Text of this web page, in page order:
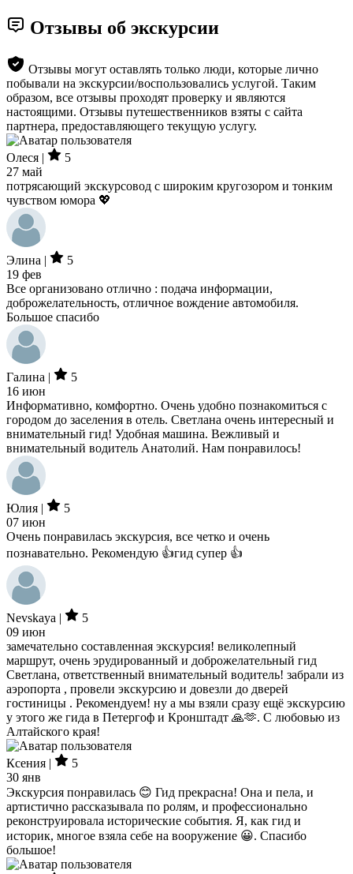
Отзывы об экскурсии
Отзывы могут оставлять только люди, которые лично
побывали на экскурсии/воспользовались услугой. Таким
образом, все отзывы проходят проверку и являются
настоящими. Отзывы путешественников взяты с сайта
партнера, предоставляющего текущую услугу.
Олеся |
5
27 май
потрясающий экскурсовод с широким кругозором и тонким
чувством юмора 💖
Элина |
5
19 фев
Все организовано отлично : подача информации,
доброжелательность, отличное вождение автомобиля.
Большое спасибо
Галина |
5
16 июн
Информативно, комфортно. Очень удобно познакомиться с
городом до заселения в отель. Светлана очень интересный и
внимательный гид! Удобная машина. Вежливый и
внимательный водитель Анатолий. Нам понравилось!
Юлия |
5
07 июн
Очень понравилась экскурсия, все четко и очень
познавательно. Рекомендую 👍гид супер 👍
Nevskaya |
5
09 июн
замечательно составленная экскурсия! великолепный
маршрут, очень эрудированный и доброжелательный гид
Светлана, ответственный внимательный водитель! забрали из
аэропорта , провели экскурсию и довезли до дверей
гостиницы . Рекомендуем! ну а мы взяли сразу ещё экскурсию
у этого же гида в Петергоф и Кронштадт 🙏🫶. С любовью из
Алтайского края!
Ксения |
5
30 янв
Экскурсия понравилась 😊 Гид прекрасна! Она и пела, и
артистично рассказывала по ролям, и профессионально
реконструировала исторические события. Я, как гид и
историк, многое взяла себе на вооружение 😀. Спасибо
большое!